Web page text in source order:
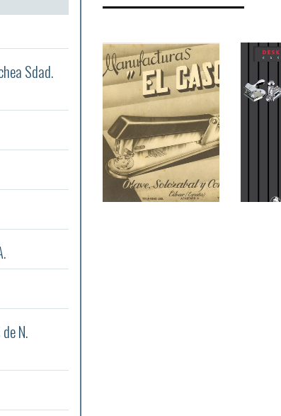
Sdad.
N.